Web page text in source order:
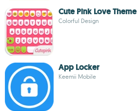
Cute Pink Love Theme
Colorful Design
App Locker
Keemii Mobile